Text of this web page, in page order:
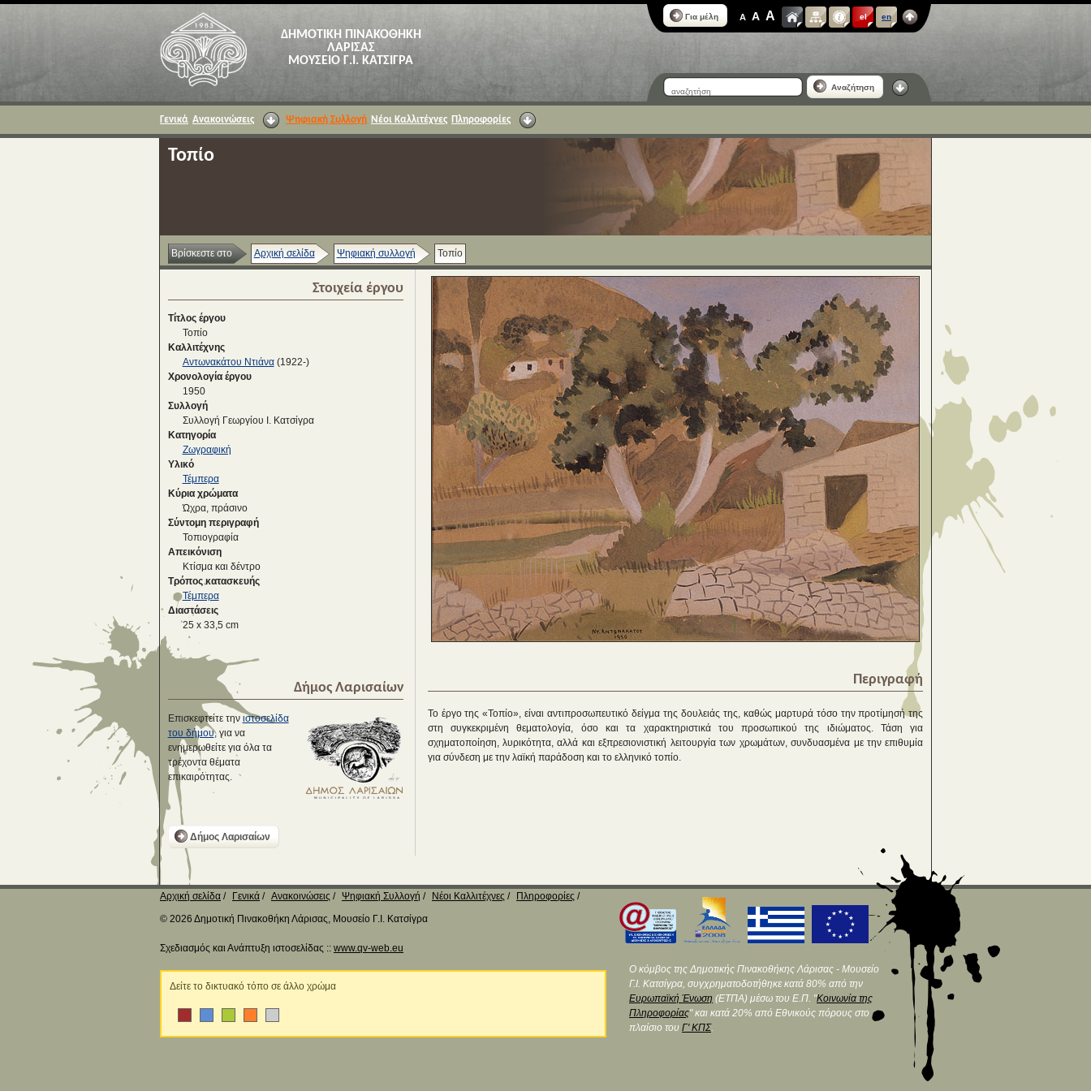
ΔΗΜΟΤΙΚΗ ΠΙΝΑΚΟΘΗΚΗ
ΛΑΡΙΣΑΣ
ΜΟΥΣΕΙΟ Γ.Ι. ΚΑΤΣΙΓΡΑ
Για μέλη A A A el en
Αναζήτηση
Γενικά Ανακοινώσεις Ψηφιακή Συλλογή Νέοι Καλλιτέχνες Πληροφορίες
Τοπίο
Βρίσκεστε στο Αρχική σελίδα Ψηφιακή συλλογή Τοπίο
Στοιχεία έργου
Τίτλος έργου
Τοπίο
Καλλιτέχνης
Αντωνακάτου Ντιάνα(1922-)
Χρονολογία έργου
1950
Συλλογή
Συλλογή Γεωργίου Ι. Κατσίγρα
Κατηγορία
Ζωγραφική
Υλικό
Τέμπερα
Κύρια χρώματα
Ώχρα, πράσινο
Σύντομη περιγραφή
Τοπιογραφία
Απεικόνιση
Κτίσμα και δέντρο
Τρόπος κατασκευής
Τέμπερα
Διαστάσεις
25 x 33,5 cm
Δήμος Λαρισαίων
Επισκεφτείτε την ιστοσελίδα
του δήμου, για να
ενημερωθείτε για όλα τα
τρέχοντα θέματα
επικαιρότητας.
Δήμος Λαρισαίων
Περιγραφή
Το έργο της «Τοπίο», είναι αντιπροσωπευτικό δείγμα της δουλειάς της, καθώς μαρτυρά τόσο την προτίμησή της
στη συγκεκριμένη θεματολογία, όσο και τα χαρακτηριστικά του προσωπικού της ιδιώματος. Τάση για
σχηματοποίηση, λυρικότητα, αλλά και εξπρεσιονιστική λειτουργία των χρωμάτων, συνδυασμένα με την επιθυμία
για σύνδεση με την λαϊκή παράδοση και το ελληνικό τοπίο.
Αρχική σελίδα Γενικά Ανακοινώσεις Ψηφιακή Συλλογή Νέοι Καλλιτέχνες
Πληροφορίες
© 2026 Δημοτική Πινακοθήκη Λάρισας, Μουσείο Γ.Ι. Κατσίγρα
Σχεδιασμός και Ανάπτυξη ιστοσελίδας :: www.qv-web.eu
Δείτε το δικτυακό τόπο σε άλλο χρώμα
Ο κόμβος της Δημοτικής Πινακοθήκης Λάρισας - Μουσείο
Γ.Ι. Κατσίγρα, συγχρηματοδοτήθηκε κατά 80% από την
Ευρωπαϊκή Ένωση (ΕΤΠΑ) μέσω του Ε.Π. "Κοινωνία της
Πληροφορίας" και κατά 20% από Εθνικούς πόρους στο
πλαίσιο του Γ' ΚΠΣ.